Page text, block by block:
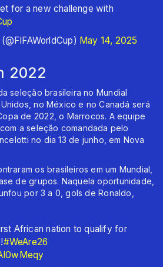
for a new challenge with
May 14, 2025
2022
seleção brasileira no Mundial
no México e no Canadá será
de 2022, o Marrocos. A equipe
a seleção comandada pelo
no dia 13 de junho, em Nova
os brasileiros em um Mundial,
de grupos. Naquela oportunidade,
por 3 a 0, gols de Ronaldo,
African nation to qualify for
#WeAre26